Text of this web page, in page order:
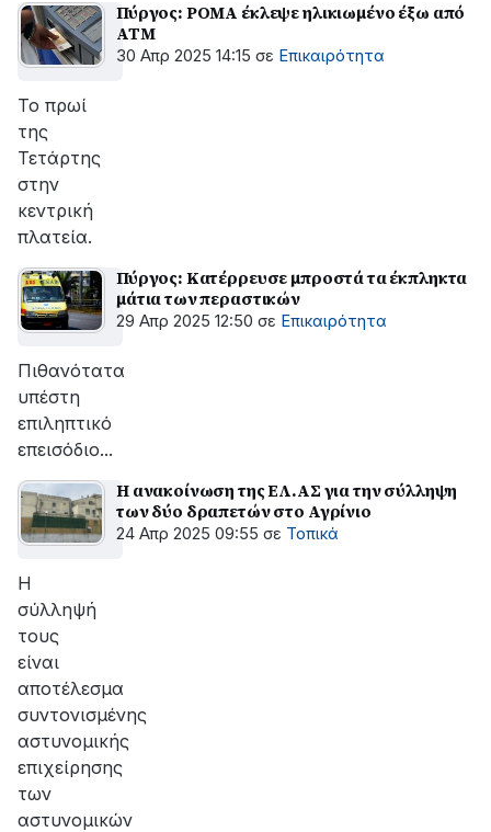
Πύργος: ΡΟΜΑ έκλεψε ηλικιωμένο έξω από
ΑΤΜ
30 Απρ 2025 14:15 σε Επικαιρότητα
Το πρωί
της
Τετάρτης
στην
κεντρική
πλατεία.
Πύργος: Κατέρρευσε μπροστά τα έκπληκτα
μάτια των περαστικών
29 Απρ 2025 12:50 σε Επικαιρότητα
Πιθανότατα
υπέστη
επιληπτικό
επεισόδιο...
Η ανακοίνωση της ΕΛ.ΑΣ για την σύλληψη
των δύο δραπετών στο Αγρίνιο
24 Απρ 2025 09:55 σε Τοπικά
Η
σύλληψή
τους
είναι
αποτέλεσμα
συντονισμένης
αστυνομικής
επιχείρησης
των
αστυνομικών